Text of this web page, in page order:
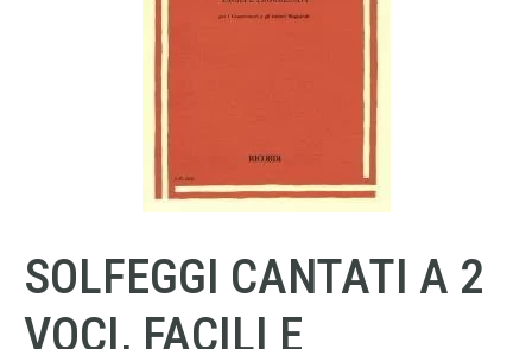
SOLFEGGI CANTATI A 2
VOCI, FACILI E